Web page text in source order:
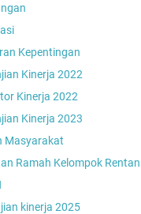
Kepentingan
Kinerja 2022
Kinerja 2022
Kinerja 2023
Masyarakat
Ramah Kelompok Rentan
kinerja 2025